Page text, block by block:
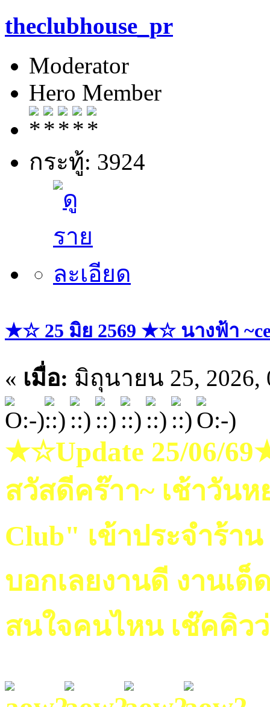
theclubhouse_pr
Moderator
Hero Member
กระทู้: 3924
★☆ 25 มิย 2569 ★☆ นางฟ้า
« เมื่อ: มิถุนายน 25, 2026,
★☆Update 25/06/
สวัสดีคร๊าา~ เช้าวัน
Club" เข้าประจำร้าน
บอกเลยงานดี งานเ
สนใจคนไหน เช๊คคิว